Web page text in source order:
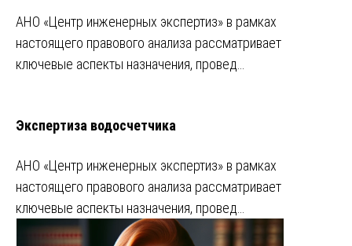
АНО «Центр инженерных экспертиз» в рамках
настоящего правового анализа рассматривает
ключевые аспекты назначения, провед…
Экспертиза водосчетчика
АНО «Центр инженерных экспертиз» в рамках
настоящего правового анализа рассматривает
ключевые аспекты назначения, провед…